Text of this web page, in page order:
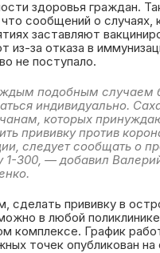
здоровья граждан.
сообщений о случаях,
заставляют
из-за отказа в
не поступало.
подобным случаем
индивидуально.
которых
прививку против
следует сообщать о
1-300, — добавил
сделать прививку в
в любой
комплексе. График
точек опубликован на